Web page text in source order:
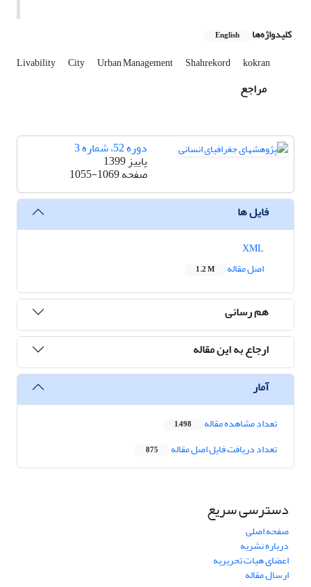
کلیدواژه‌ها English
Livability City Urban Management Shahrekord kokran
مراجع
دوره 52، شماره 3
پاییز 1399
صفحه1055-1069
فایل ها
اصل مقاله
1.2 M
هم رسانی
ارجاع به این مقاله
آمار
تعداد مشاهده مقاله 1,498
تعداد دریافت فایل اصل مقاله 875
دسترسی سریع
صفحه اصلی
درباره نشریه
اعضای هیات تحریریه
ارسال مقاله